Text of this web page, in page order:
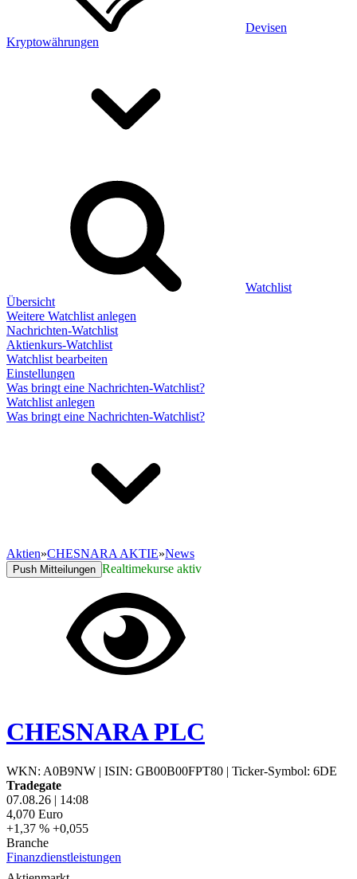
Devisen
Kryptowährungen
Watchlist
Übersicht
Weitere Watchlist anlegen
Nachrichten-Watchlist
Aktienkurs-Watchlist
Watchlist bearbeiten
Einstellungen
Was bringt eine Nachrichten-Watchlist?
Watchlist anlegen
Was bringt eine Nachrichten-Watchlist?
Aktien»CHESNARA AKTIE»News
Push Mitteilungen Realtimekurse aktiv
CHESNARA PLC
WKN: A0B9NW | ISIN: GB00B00FPT80 | Ticker-Symbol: 6DE
Tradegate
07.08.26 | 14:08
4,070 Euro
+1,37 % +0,055
Branche
Finanzdienstleistungen